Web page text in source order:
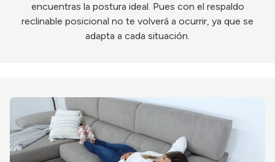
encuentras la postura ideal. Pues con el respaldo
reclinable posicional no te volverá a ocurrir, ya que se
adapta a cada situación.